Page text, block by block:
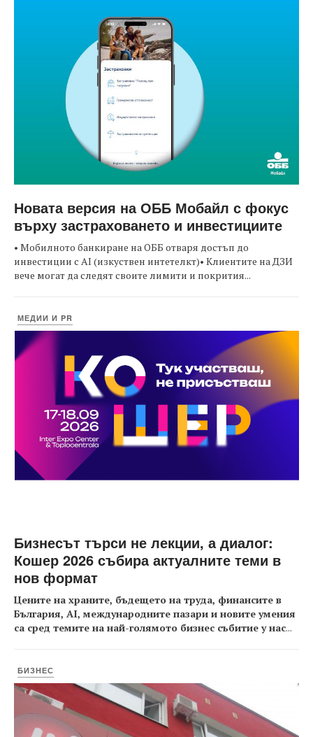
Новата версия на ОББ Мобайл с фокус
върху застраховането и инвестициите
• Мобилното банкиране на ОББ отваря достъп до
инвестиции с AI (изкуствен интетелкт)• Клиентите на ДЗИ
вече могат да следят своите лимити и покрития...
МЕДИИ И PR
Бизнесът търси не лекции, а диалог:
Кошер 2026 събира актуалните теми в
нов формат
Цените на храните, бъдещето на труда, финансите в
България, AI, международните пазари и новите умения
са сред темите на най-голямото бизнес събитие у нас...
БИЗНЕС